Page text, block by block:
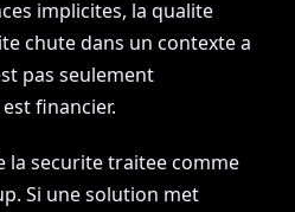
implicites, la qualite
chute dans un contexte a
pas seulement
financier.
la securite traitee comme
Si une solution met